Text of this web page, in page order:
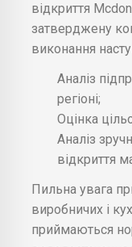
відкриття
затверджену
виконання
Аналіз
регіоні;
Оцінка
Аналіз
відкриття
Пильна увага
виробничих і
приймаються